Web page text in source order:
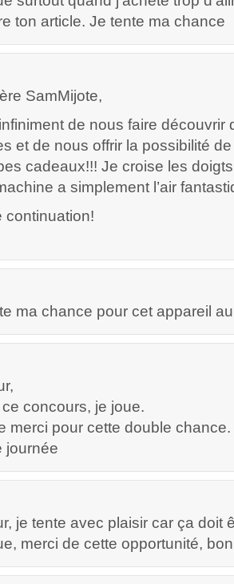
ton article. Je tente ma chance
SamMijote,
de nous faire découvrir
et de nous offrir la possibilité
cadeaux!!! Je croise les
a simplement l’air
continuation!
ma chance pour cet appareil
concours, je joue.
merci pour cette double chance.
journée
je tente avec plaisir car ça doit
merci de cette opportunité,